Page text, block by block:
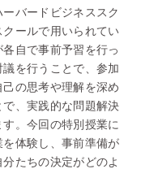
バードビジネススク
ールで用いられてい
自で事前予習を行っ
を行うことで、参加
の思考や理解を深め
、実践的な問題解決
。今回の特別授業に
体験し、事前準備が
たちの決定がどのよ